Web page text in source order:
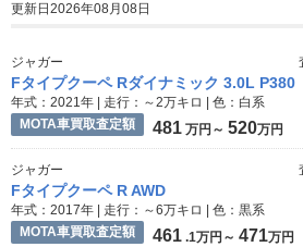
更新日2026年08月08日
ジャガー
Fタイプクーペ Rダイナミック 3.0L P380
年式：2021年 | 走行：～2万キロ | 色：白系
MOTA車買取査定額
481 万円～ 520万円
ジャガー
Fタイプクーペ R AWD
年式：2017年 | 走行：～6万キロ | 色：黒系
MOTA車買取査定額
461 .1万円～ 471万円